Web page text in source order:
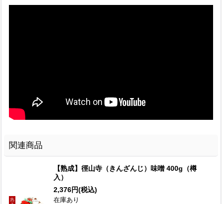
関連商品
【熟成】徑山寺（きんざんじ）味噌 400g（樽
入）
2,376円(税込)
在庫あり